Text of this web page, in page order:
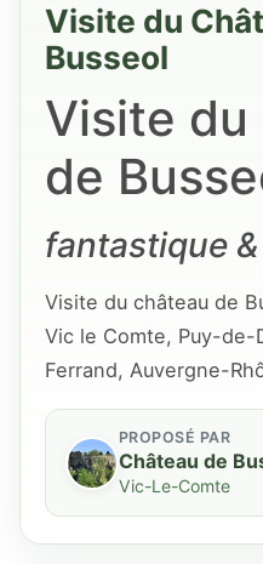
Visite du
Busseol
Visite du
de
fantastique
Visite du château de
Vic le Comte, Puy-de-
Ferrand, Auvergne-
PROPOSÉ PAR
Château de
Vic-Le-Comte